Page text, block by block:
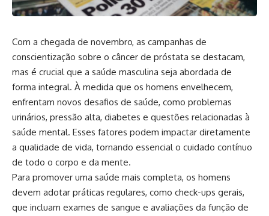
Com a chegada de novembro, as campanhas de
conscientização sobre o câncer de próstata se destacam,
mas é crucial que a saúde masculina seja abordada de
forma integral. À medida que os homens envelhecem,
enfrentam novos desafios de saúde, como problemas
urinários, pressão alta, diabetes e questões relacionadas à
saúde mental. Esses fatores podem impactar diretamente
a qualidade de vida, tornando essencial o cuidado contínuo
de todo o corpo e da mente.
Para promover uma saúde mais completa, os homens
devem adotar práticas regulares, como check-ups gerais,
que incluam exames de sangue e avaliações da função de